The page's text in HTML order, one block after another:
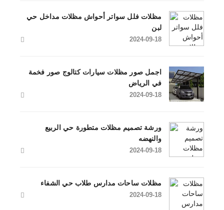
مظلات فلل سواتر أحواش مظلات مداخل حي
لبن
2024-09-18
اجمل صور مظلات سيارات كتالوج صور فخمة
في الرياض
2024-09-18
ورشة تصميم مظلات متطورة حي الربيع
والنهضه
2024-09-18
مظلات ساحات مدارس طلاب حي الشفاء
2024-09-18